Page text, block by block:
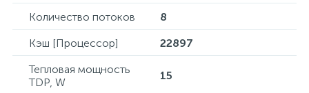
Количество потоков
8
Кэш [Процессор]
22897
Тепловая мощность
TDP, W
15